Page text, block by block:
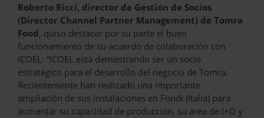
Roberto Ricci, director de Gestión de Socios
(Director Channel Partner Management) de Tomra
Food, quiso destacar por su parte el buen
funcionamiento de su acuerdo de colaboración con
ICOEL: “ICOEL está demostrando ser un socio
estratégico para el desarrollo del negocio de Tomra.
Recientemente han realizado una importante
ampliación de sus instalaciones en Fondi (Italia) para
aumentar su capacidad de producción, su área de I+D y